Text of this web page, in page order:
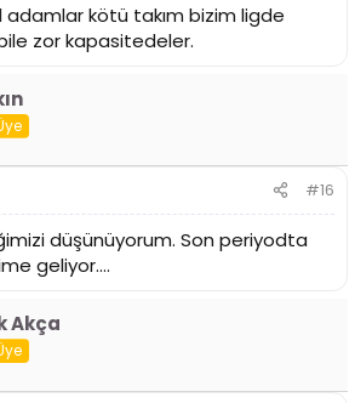
kötü takım bizim ligde
zor kapasitedeler.
#16
düşünüyorum. Son periyodta
geliyor....
Akça